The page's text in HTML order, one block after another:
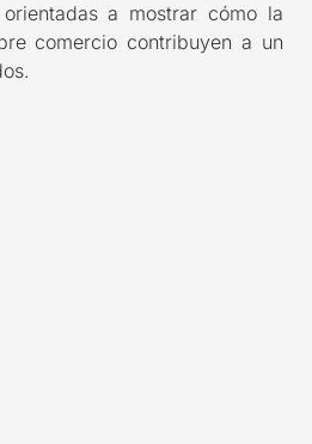
a mostrar cómo la
comercio contribuyen a un